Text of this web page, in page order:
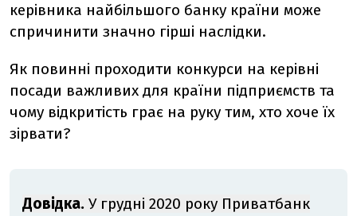
керівника найбільшого банку країни може
спричинити значно гірші наслідки.
Як повинні проходити конкурси на керівні
посади важливих для країни підприємств та
чому відкритість грає на руку тим, хто хоче їх
зірвати?
Довідка. У грудні 2020 року Приватбанк